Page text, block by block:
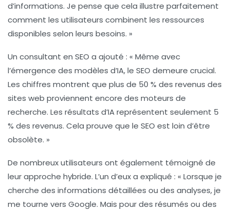
d’informations. Je pense que cela illustre parfaitement
comment les utilisateurs combinent les ressources
disponibles selon leurs besoins. »
Un consultant en SEO a ajouté : « Même avec
l’émergence des modèles d’IA, le SEO demeure crucial.
Les chiffres montrent que plus de 50 % des revenus des
sites web proviennent encore des moteurs de
recherche. Les résultats d’IA représentent seulement 5
% des revenus. Cela prouve que le SEO est loin d’être
obsolète. »
De nombreux utilisateurs ont également témoigné de
leur approche hybride. L’un d’eux a expliqué : « Lorsque je
cherche des informations détaillées ou des analyses, je
me tourne vers Google. Mais pour des résumés ou des